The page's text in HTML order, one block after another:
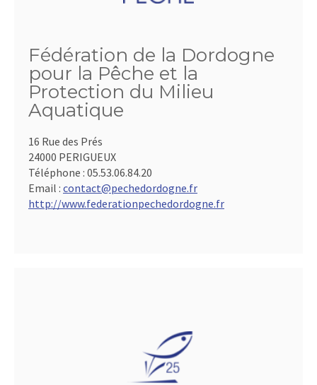
Fédération de la Dordogne
pour la Pêche et la
Protection du Milieu
Aquatique
16 Rue des Prés
24000 PERIGUEUX
Téléphone : 05.53.06.84.20
Email : contact@pechedordogne.fr
http://www.federationpechedordogne.fr